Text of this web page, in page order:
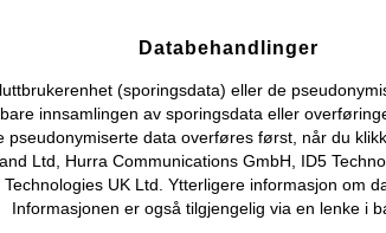
Databehandlinger
(sporingsdata) eller de
innsamlingen av sporingsdata eller
data overføres først, når du
Ltd, Hurra Communications GmbH, ID5
UK Ltd. Ytterligere informasjon om
Informasjonen er også tilgjengelig via en lenke i